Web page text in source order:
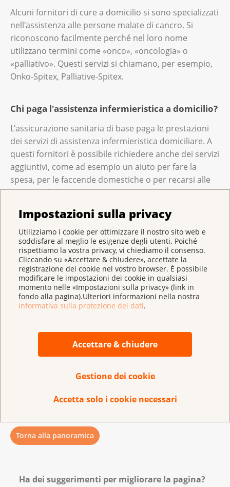
Impostazioni sulla privacy
Utilizziamo i cookie per ottimizzare il nostro sito web e
soddisfare al meglio le esigenze degli utenti. Poiché
rispettiamo la vostra privacy, vi chiediamo il consenso.
Cliccando su «Accettare & chiudere», accettate la
registrazione dei cookie nel vostro browser. È possibile
modificare le impostazioni dei cookie in qualsiasi
momento nelle «Impostazioni sulla privacy» (link in
fondo alla pagina).Ulteriori informazioni nella nostra
informativa sulla protezione dei dati.
Accettare & chiudere
Gestione dei cookie
Accetta solo i cookie necessari
Alcuni fornitori di cure a domicilio si sono specializzati
nell'assistenza alle persone malate di cancro. Si
riconoscono facilmente perché nel loro nome
utilizzano termini come «onco», «oncologia» o
«palliativo». Questi servizi si chiamano, per esempio,
Onko-Spitex, Palliative-Spitex.
Chi paga l'assistenza infermieristica a domicilio?
L'assicurazione sanitaria di base paga le prestazioni
dei servizi di assistenza infermieristica domiciliare. A
questi fornitori è possibile richiedere anche dei servizi
aggiuntivi, come ad esempio un aiuto per fare la
spesa, per le faccende domestiche o per recarsi alle
visite mediche. Queste prestazioni non sono
Lavorare con e dopo il cancro
Se lavora, pianifichi attentamente il Suo ritorno
insieme al personale delle risorse umane della Sua
azienda. Nella fase iniziale, ad esempio, si possono
adattare i compiti o ridurre le ore di lavoro. In caso di
domande, i consulenti delle Leghe regionali e
Aggiornato ad ottobre del 2023
Torna alla panoramica
Ha dei suggerimenti per migliorare la pagina?